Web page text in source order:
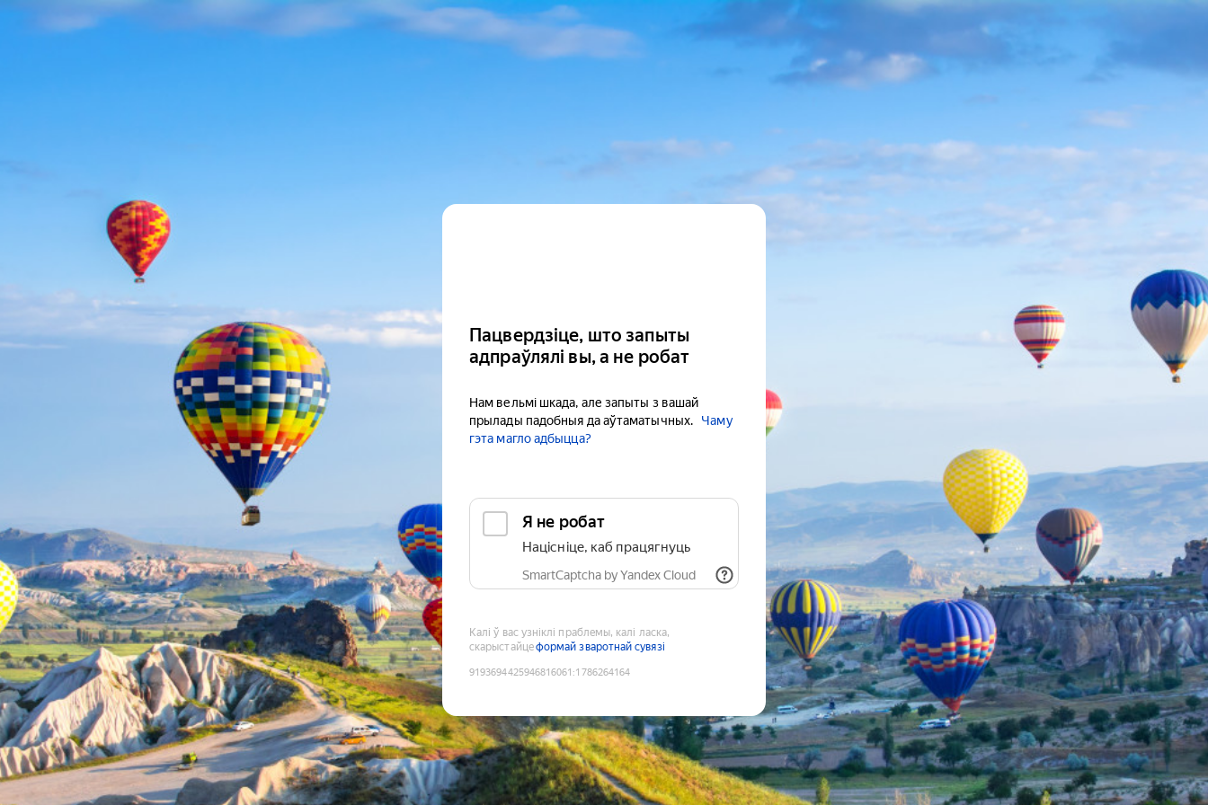
Пацвердзіце, што запыты
адпраўлялі вы, а не робат
Нам вельмі шкада, але запыты з вашай
прылады падобныя да аўтаматычных.
Чаму
гэта магло адбыцца?
Я не робат
Націсніце, каб працягнуць
SmartCaptcha by Yandex Cloud
Калі ў вас узніклі праблемы, калі ласка,
скарыстайцеформай зваротнай сувязі
9193694425946816061 :1786264164